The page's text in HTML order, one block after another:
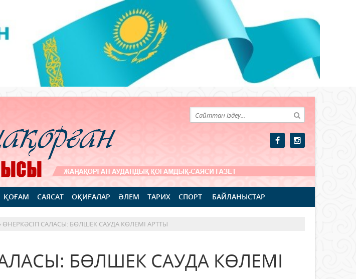
ҚОҒАМ САЯСАТ ОҚИҒАЛАР ӘЛЕМ ТАРИХ СПОРТ БАЙЛАНЫСТАР
ӨНЕРКӘСІП САЛАСЫ: БӨЛШЕК САУДА КӨЛЕМІ АРТТЫ
БӨЛШЕК САУДА КӨЛЕМІ